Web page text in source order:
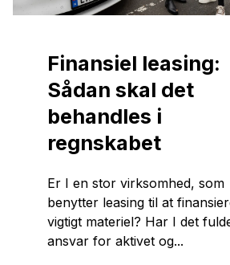
Finansiel leasing:
Sådan skal det
behandles i
regnskabet
Er I en stor virksomhed, som
benytter leasing til at
vigtigt materiel? Har I det
ansvar for aktivet og...